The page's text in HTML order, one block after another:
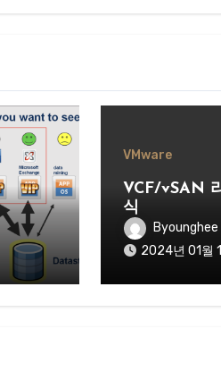
VMware
VCF/vSAN
식
Byounghee
2024년 01월